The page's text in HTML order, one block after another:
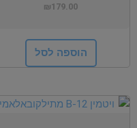
₪179.00
הוספה לסל